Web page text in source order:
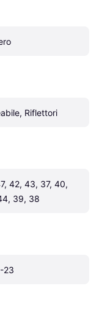
Riflettori
42, 43, 37, 40,
39, 38
23